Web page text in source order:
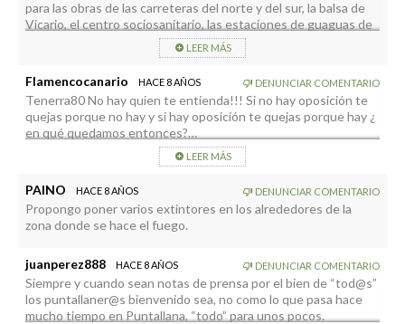
para las obras de las carreteras del norte y del sur, la balsa de
Vicario, el centro sociosanitario, las estaciones de guaguas de
Los Llanos y Santa Cruz y un largo, laaaaaargo etcétera?
LEER MÁS
Flamencocanario HACE 8 AÑOS DENUNCIAR COMENTARIO
Tenerra80 No hay quien te entienda!!! Si no hay oposición te
quejas porque no hay y si hay oposición te quejas porque hay ¿
en qué quedamos entonces?…
Por otro lado, el candidato está haciendo lo que tiene hacer, y
da igual que sea hace un mes o hace tres años lo importante es
ganas de hacer y que les diera un poco de caña al gobierno
socialista de la pachorra que gobierna en el Ayuntamiento de
Puntallana ya que las mayorias absolutas nunca son buenas
LEER MÁS
PAINO HACE 8 AÑOS DENUNCIAR COMENTARIO
Propongo poner varios extintores en los alrededores de la
zona donde se hace el fuego.
juanperez888 HACE 8 AÑOS DENUNCIAR COMENTARIO
Siempre y cuando sean notas de prensa por el bien de “tod@s”
los puntallaner@s bienvenido sea, no como lo que pasa hace
mucho tiempo en Puntallana, “todo” para unos pocos.